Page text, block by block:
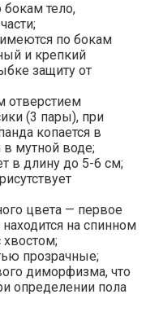
бокам тело,
по бокам
и крепкий
защиту от
отверстием
(3 пары), при
копается в
в мутной воде;
в длину до 5-6 см;
цвета — первое
на спинном
хвостом;
прозрачные;
диморфизма, что
определении пола